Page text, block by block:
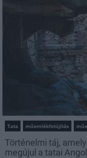
Tata műemlékfelújítás
Történelmi táj,
megújul a tatai